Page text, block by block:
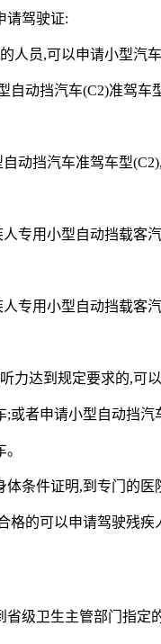
请驾驶证:
人员,可以申请小型汽
自动挡汽车(C2)准驾车
动挡汽车准驾车型
专用小型自动挡载客
专用小型自动挡载客
力达到规定要求的,可
或者申请小型自动挡
条件证明,到专门的
格的可以申请驾驶残疾
级卫生主管部门指定